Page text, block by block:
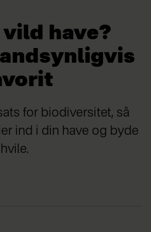
vild have?
for biodiversitet, så
ind i din have og byde